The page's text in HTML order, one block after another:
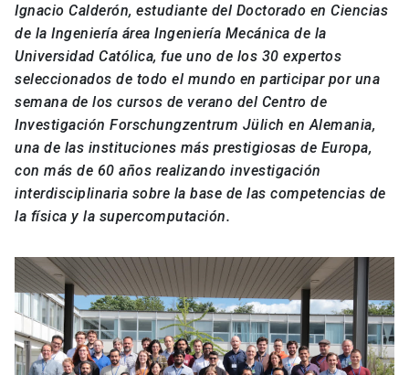
Ignacio Calderón, estudiante del Doctorado en Ciencias
de la Ingeniería área Ingeniería Mecánica de la
Universidad Católica, fue uno de los 30 expertos
seleccionados de todo el mundo en participar por una
semana de los cursos de verano del Centro de
Investigación Forschungzentrum Jülich en Alemania,
una de las instituciones más prestigiosas de Europa,
con más de 60 años realizando investigación
interdisciplinaria sobre la base de las competencias de
la física y la supercomputación.